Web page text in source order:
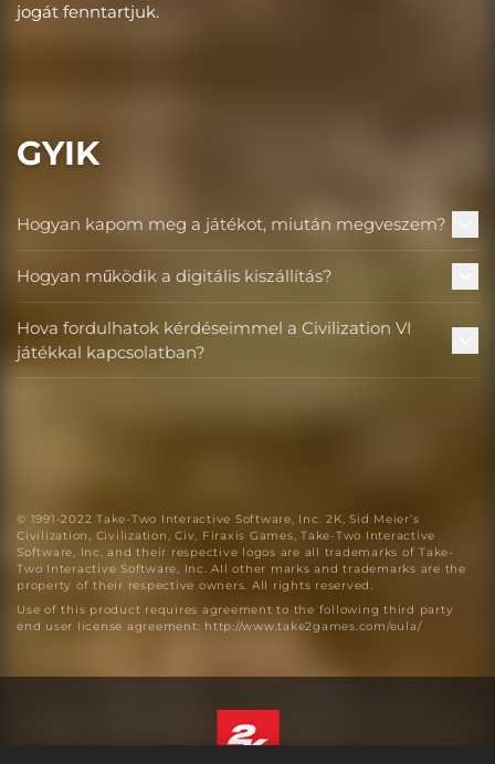
jogát fenntartjuk.
GYIK
Hogyan kapom meg a játékot, miután megveszem?
Hogyan működik a digitális kiszállítás?
Hova fordulhatok kérdéseimmel a Civilization VI
játékkal kapcsolatban?
© 1991-2022 Take-Two Interactive Software, Inc. 2K, Sid Meier’s
Civilization, Civilization, Civ, Firaxis Games, Take-Two Interactive
Software, Inc. and their respective logos are all trademarks of Take-
Two Interactive Software, Inc. All other marks and trademarks are the
property of their respective owners. All rights reserved.
Use of this product requires agreement to the following third party
end user license agreement: http://www.take2games.com/eula/